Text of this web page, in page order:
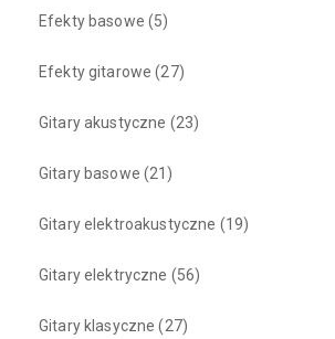
Efekty basowe (5)
Efekty gitarowe (27)
Gitary akustyczne (23)
Gitary basowe (21)
Gitary elektroakustyczne (19)
Gitary elektryczne (56)
Gitary klasyczne (27)